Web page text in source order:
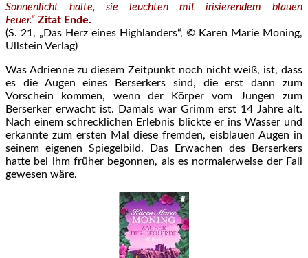
Sonnenlicht halte, sie leuchten mit irisierendem blauen
Feuer.“ Zitat Ende.
(S. 21, „Das Herz eines Highlanders“, © Karen Marie Moning,
Ullstein Verlag)
Was Adrienne zu diesem Zeitpunkt noch nicht weiß, ist, dass
es die Augen eines Berserkers sind, die erst dann zum
Vorschein kommen, wenn der Körper vom Jungen zum
Berserker erwacht ist. Damals war Grimm erst 14 Jahre alt.
Nach einem schrecklichen Erlebnis blickte er ins Wasser und
erkannte zum ersten Mal diese fremden, eisblauen Augen in
seinem eigenen Spiegelbild. Das Erwachen des Berserkers
hatte bei ihm früher begonnen, als es normalerweise der Fall
gewesen wäre.